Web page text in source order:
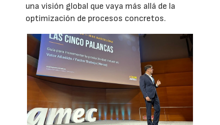
una visión global que vaya más allá de la
optimización de procesos concretos.